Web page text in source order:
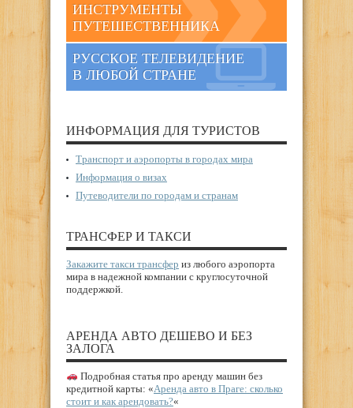
ИНСТРУМЕНТЫ
ПУТЕШЕСТВЕННИКА
РУССКОЕ ТЕЛЕВИДЕНИЕ
В ЛЮБОЙ СТРАНЕ
ИНФОРМАЦИЯ ДЛЯ ТУРИСТОВ
Транспорт и аэропорты в городах мира
Информация о визах
Путеводители по городам и странам
ТРАНСФЕР И ТАКСИ
Закажите такси трансфер из любого аэропорта
мира в надежной компании с круглосуточной
поддержкой.
АРЕНДА АВТО ДЕШЕВО И БЕЗ
ЗАЛОГА
Подробная статья про аренду машин без
кредитной карты: «Аренда авто в Праге: сколько
стоит и как арендовать?«